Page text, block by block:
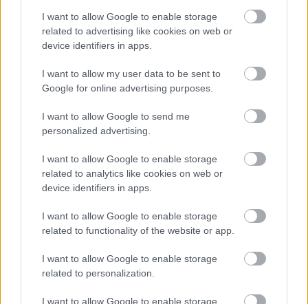
I want to allow Google to enable storage
related to advertising like cookies on web or
device identifiers in apps.
I want to allow my user data to be sent to
Google for online advertising purposes.
I want to allow Google to send me
personalized advertising.
I want to allow Google to enable storage
related to analytics like cookies on web or
device identifiers in apps.
I want to allow Google to enable storage
related to functionality of the website or app.
I want to allow Google to enable storage
related to personalization.
I want to allow Google to enable storage
költik el a 6 ezer milliárd forintnyi uniós pénzt
HÍREK 2 órája
Megérkezett a hidegfront - térképen a friss
helyzet
HÍREK 4 órája